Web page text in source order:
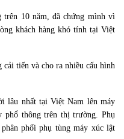
trên 10 năm, đã chứng mình vì
khách hàng khó tính tại Việt
tiến và cho ra nhiều cấu hình
lâu nhất tại Việt Nam lên máy
phổ thông trên thị trường. Phụ
phối phụ tùng máy xúc lật